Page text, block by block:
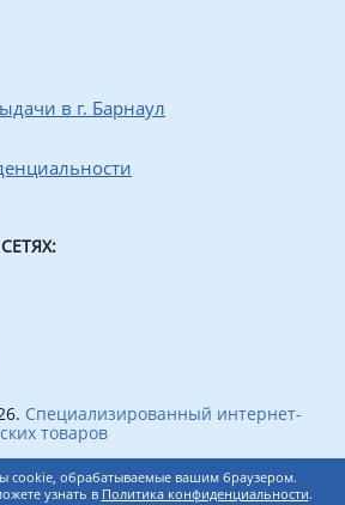
в г. Барнаул
Специализированный интернет-
товаров
cookie, обрабатываемые вашим браузером.
узнать в Политика конфиденциальности.